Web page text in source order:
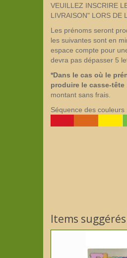
VEUILLEZ INSCRIRE
LIVRAISON" LORS DE
Les prénoms seront
les suivantes sont en
espace compte pour
devra pas dépasser 5
*Dans le cas où le
produire le casse-tête
montant sans frais.
Séquence des couleurs
Items suggérés